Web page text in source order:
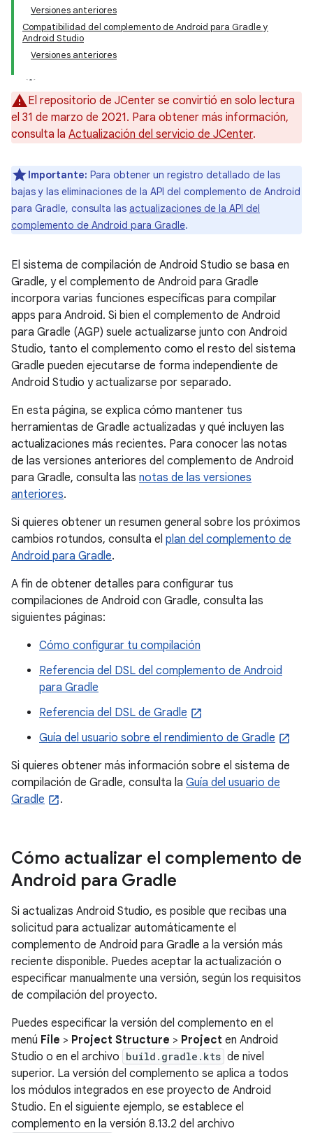
Versiones anteriores
Compatibilidad del complemento de Android para Gradle y
Android Studio
Versiones anteriores
El repositorio de JCenter se convirtió en solo lectura
el 31 de marzo de 2021. Para obtener más información,
consulta la Actualización del servicio de JCenter.
Importante: Para obtener un registro detallado de las
bajas y las eliminaciones de la API del complemento de Android
para Gradle, consulta las actualizaciones de la API del
complemento de Android para Gradle.
El sistema de compilación de Android Studio se basa en
Gradle, y el complemento de Android para Gradle
incorpora varias funciones específicas para compilar
apps para Android. Si bien el complemento de Android
para Gradle (AGP) suele actualizarse junto con Android
Studio, tanto el complemento como el resto del sistema
Gradle pueden ejecutarse de forma independiente de
Android Studio y actualizarse por separado.
En esta página, se explica cómo mantener tus
herramientas de Gradle actualizadas y qué incluyen las
actualizaciones más recientes. Para conocer las notas
de las versiones anteriores del complemento de Android
para Gradle, consulta las notas de las versiones
anteriores.
Si quieres obtener un resumen general sobre los próximos
cambios rotundos, consulta el plan del complemento de
Android para Gradle.
A fin de obtener detalles para configurar tus
compilaciones de Android con Gradle, consulta las
siguientes páginas:
Cómo configurar tu compilación
Referencia del DSL del complemento de Android
para Gradle
Referencia del DSL de Gradle
Guía del usuario sobre el rendimiento de Gradle
Si quieres obtener más información sobre el sistema de
compilación de Gradle, consulta la Guía del usuario de
Gradle
.
Cómo actualizar el complemento de
Android para Gradle
Si actualizas Android Studio, es posible que recibas una
solicitud para actualizar automáticamente el
complemento de Android para Gradle a la versión más
reciente disponible. Puedes aceptar la actualización o
especificar manualmente una versión, según los requisitos
de compilación del proyecto.
Puedes especificar la versión del complemento en el
menú File > Project Structure > Project en Android
Studio o en el archivo build.gradle.kts de nivel
superior. La versión del complemento se aplica a todos
los módulos integrados en ese proyecto de Android
Studio. En el siguiente ejemplo, se establece el
complemento en la versión 8.13.2 del archivo